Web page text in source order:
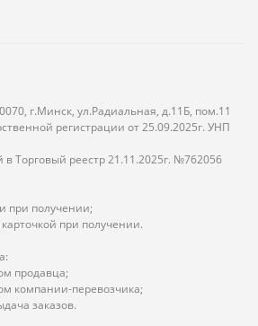
г.Минск, ул.Радиальная, д.11Б, пом.11
регистрации от 25.09.2025г. УНП
Торговый реестр 21.11.2025г. №762056
получении;
при получении.
продавца;
компании-перевозчика;
заказов.